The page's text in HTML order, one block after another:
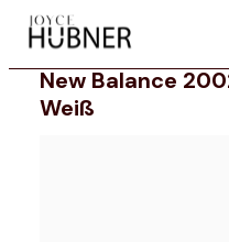
| Schuhe | New Balance
New Balance
Weiß